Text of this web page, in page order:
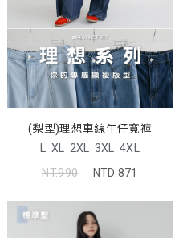
(梨型)理想車線牛仔寬褲
L XL 2XL 3XL 4XL
NT.990
NTD.871